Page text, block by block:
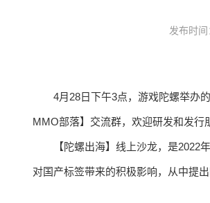
发布时
4月28日下午3点，游戏陀螺举办
MMO部落】交流群，欢迎研发和发行
【陀螺出海】线上沙龙，是
对国产标签带来的积极影响，从中提